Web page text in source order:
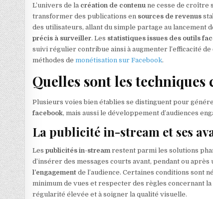
L’univers de la création de contenu ne cesse de croître
transformer des publications en sources de revenus
des utilisateurs, allant du simple partage au lancement
précis à surveiller. Les statistiques issues des outils
suivi régulier contribue ainsi à augmenter l’efficacité
méthodes demonétisation sur Facebook.
Quelles sont les techniques
Plusieurs voies bien établies se distinguent pour
facebook, mais aussi le développement d’audiences
La publicité in-stream et ses
Lespublicités in-stream restent parmi les solutions
d’insérer des messages courts avant, pendant ou
l’engagement de l’audience. Certaines conditions sont
minimum de vues et respecter des règles concernant la
régularité élevée et à soigner la qualité visuelle.